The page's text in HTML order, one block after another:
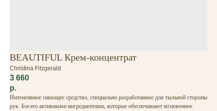
BEAUTIFUL Крем-концентрат
Christina Fitzgerald
3 660
р.
Интенсивное сияющее средство, специально разработанное для тыльной стороны
рук. Богато активными ингредиентами, которые обеспечивают мгновенное